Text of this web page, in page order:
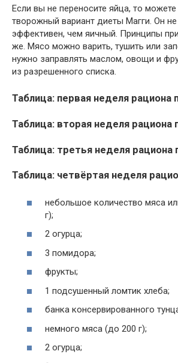
Если вы не переносите яйца, то
творожный вариант диеты Магги. Он
эффективен, чем яичный. Принципы
же. Мясо можно варить, тушить или
нужно заправлять маслом, овощи и
из разрешенного списка.
Таблица: первая неделя рациона
Таблица: вторая неделя рациона
Таблица: третья неделя рациона
Таблица: четвёртая неделя
небольшое количество мяса
г);
2 огурца;
3 помидора;
фрукты;
1 подсушенный ломтик хлеба;
банка консервированного
немного мяса (до 200 г);
2 огурца;